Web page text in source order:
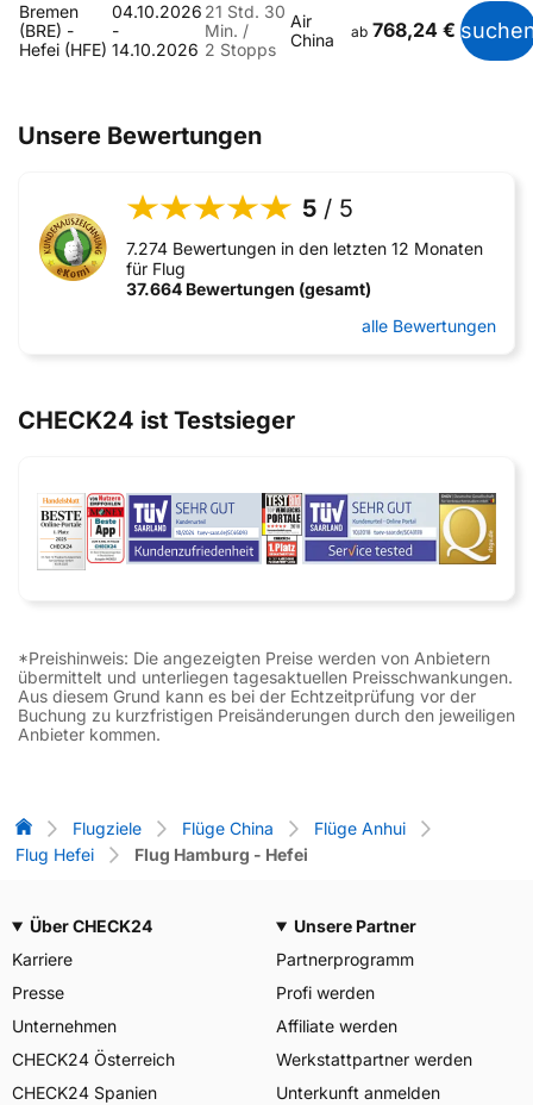
Bremen
(BRE) -
Hefei (HFE)
04.10.2026
-
14.10.2026
21 Std. 30
Min. /
2 Stopps
Air
China
ab 768,24 €
Unsere Bewertungen
5 / 5
7.274 Bewertungen in den letzten 12 Monaten
für Flug
37.664 Bewertungen (gesamt)
alle Bewertungen
CHECK24 ist Testsieger
*Preishinweis: Die angezeigten Preise werden von Anbietern
übermittelt und unterliegen tagesaktuellen Preisschwankungen.
Aus diesem Grund kann es bei der Echtzeitprüfung vor der
Buchung zu kurzfristigen Preisänderungen durch den jeweiligen
Anbieter kommen.
Flug-Vergleich
Flugziele Flüge China
Flüge Anhui
Flug Hefei
Flug Hamburg - Hefei
Über CHECK24
Karriere
Presse
Unternehmen
CHECK24 Österreich
CHECK24 Spanien
Unsere Partner
Partnerprogramm
Profi werden
Affiliate werden
Werkstattpartner werden
Unterkunft anmelden